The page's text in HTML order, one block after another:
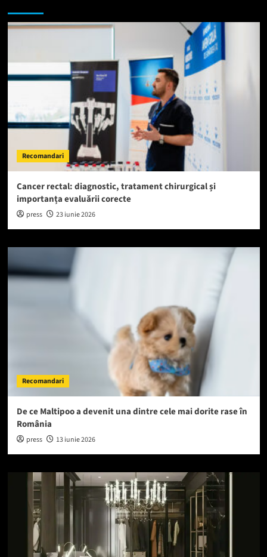
Recomandari
Cancer rectal: diagnostic, tratament chirurgical și
importanța evaluării corecte
press 23 iunie 2026
Recomandari
De ce Maltipoo a devenit una dintre cele mai dorite rase în
România
press 13 iunie 2026